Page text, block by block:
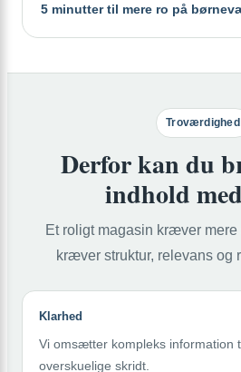
5 minutter til mere ro på
Troværdighed
Derfor kan du
indhold
Et roligt magasin kræver
kræver struktur, relevans og
Klarhed
Vi omsætter kompleks information
overskuelige skridt.